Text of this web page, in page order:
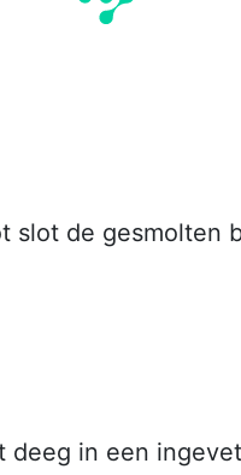
slot de gesmolten
deeg in een